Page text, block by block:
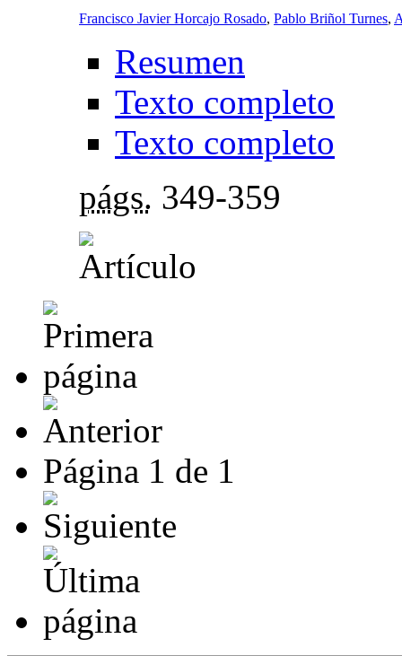
Francisco Javier Horcajo Rosado, Pablo Briñol Turnes,
Resumen
Texto completo
Texto completo
págs. 349-359
Página 1 de 1